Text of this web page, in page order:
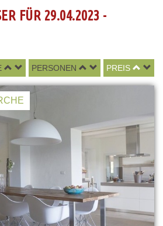
FÜR 29.04.2023 -
PERSONEN PREIS